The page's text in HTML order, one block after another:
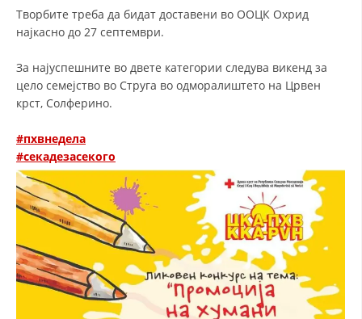
MЕЃУНАРОДНО ХУМАНИТАРНО ПРАВО
УПОТРЕБА И ЗАШТИТА НА АМБЛЕМОТ
ПОДГОТВЕНОСТ И ДЕЈСТВО ПРИ КАТАСТРОФИ
ТИМОВИ НА ООЦК ОХРИД
ПРОЕКТИ – ПОДГОТВЕНОСТ И ДЕЈСТВУВАЊЕ ПРИ КАТАСТРОФИ
ОДНОСИ СО ЈАВНОСТ
ИСТРАЖУВАЊЕ НА ЈАВНО МИСЛЕЊЕ
Творбите треба да бидат доставени во ООЦК Охрид
најкасно до 27 септември.
За најуспешните во двете категории следува викенд за
цело семејство во Струга во одморалиштето на Црвен
крст, Солферино.
#пхвнедела
#секадезасекого